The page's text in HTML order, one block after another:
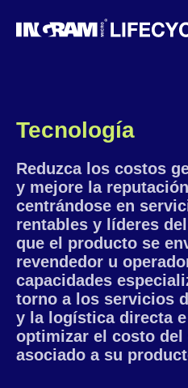
Tecnología
Reduzca los costos
y mejore la
centrándose en
rentables y líderes
que el producto se
revendedor u
capacidades
torno a los servicios
y la logística directa
optimizar el costo
asociado a su